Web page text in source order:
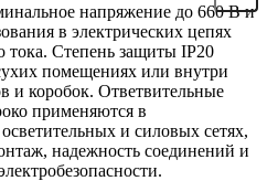
напряжение до 660 В и
в электрических цепях
тока. Степень защиты IP20
помещениях или внутри
и коробок. Ответвительные
применяются в
и силовых сетях,
надежность соединений и